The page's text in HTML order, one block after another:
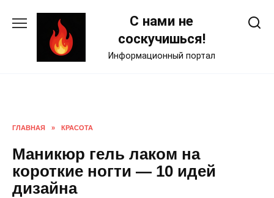
С нами не
соскучишься!
Информационный портал
ГЛАВНАЯ » КРАСОТА
Маникюр гель лаком на
короткие ногти — 10 идей
дизайна